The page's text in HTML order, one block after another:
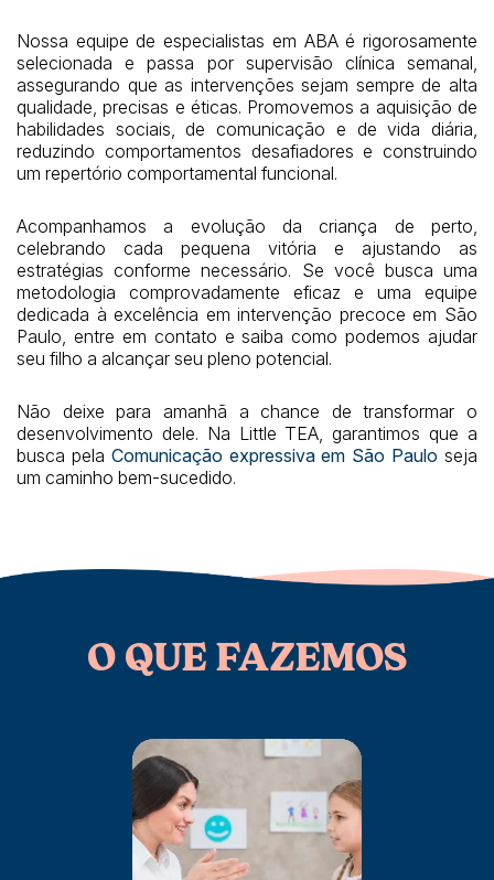
Nossa equipe de especialistas em ABA é rigorosamente
selecionada e passa por supervisão clínica semanal,
assegurando que as intervenções sejam sempre de alta
qualidade, precisas e éticas. Promovemos a aquisição de
habilidades sociais, de comunicação e de vida diária,
reduzindo comportamentos desafiadores e construindo
um repertório comportamental funcional.
Acompanhamos a evolução da criança de perto,
celebrando cada pequena vitória e ajustando as
estratégias conforme necessário. Se você busca uma
metodologia comprovadamente eficaz e uma equipe
dedicada à excelência em intervenção precoce em São
Paulo, entre em contato e saiba como podemos ajudar
seu filho a alcançar seu pleno potencial.
Não deixe para amanhã a chance de transformar o
desenvolvimento dele. Na Little TEA, garantimos que a
busca pela Comunicação expressiva em São Paulo seja
um caminho bem-sucedido.
O QUE FAZEMOS